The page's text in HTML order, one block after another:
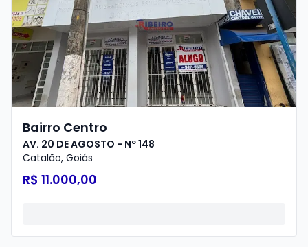
Bairro Centro
AV. 20 DE AGOSTO - Nº 148
Catalão, Goiás
R$ 11.000,00